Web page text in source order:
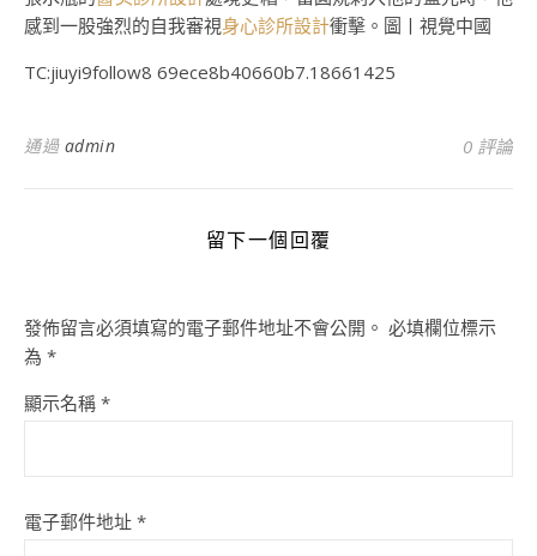
感到一股強烈的自我審視身心診所設計衝擊。圖丨視覺中國
TC:jiuyi9follow8 69ece8b40660b7.18661425
通過 admin 0 評論
留下一個回覆
發佈留言必須填寫的電子郵件地址不會公開。 必填欄位標示
為 *
顯示名稱 *
電子郵件地址 *